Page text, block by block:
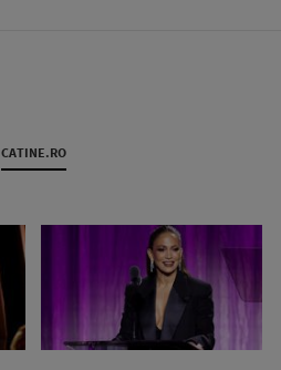
CATINE.RO